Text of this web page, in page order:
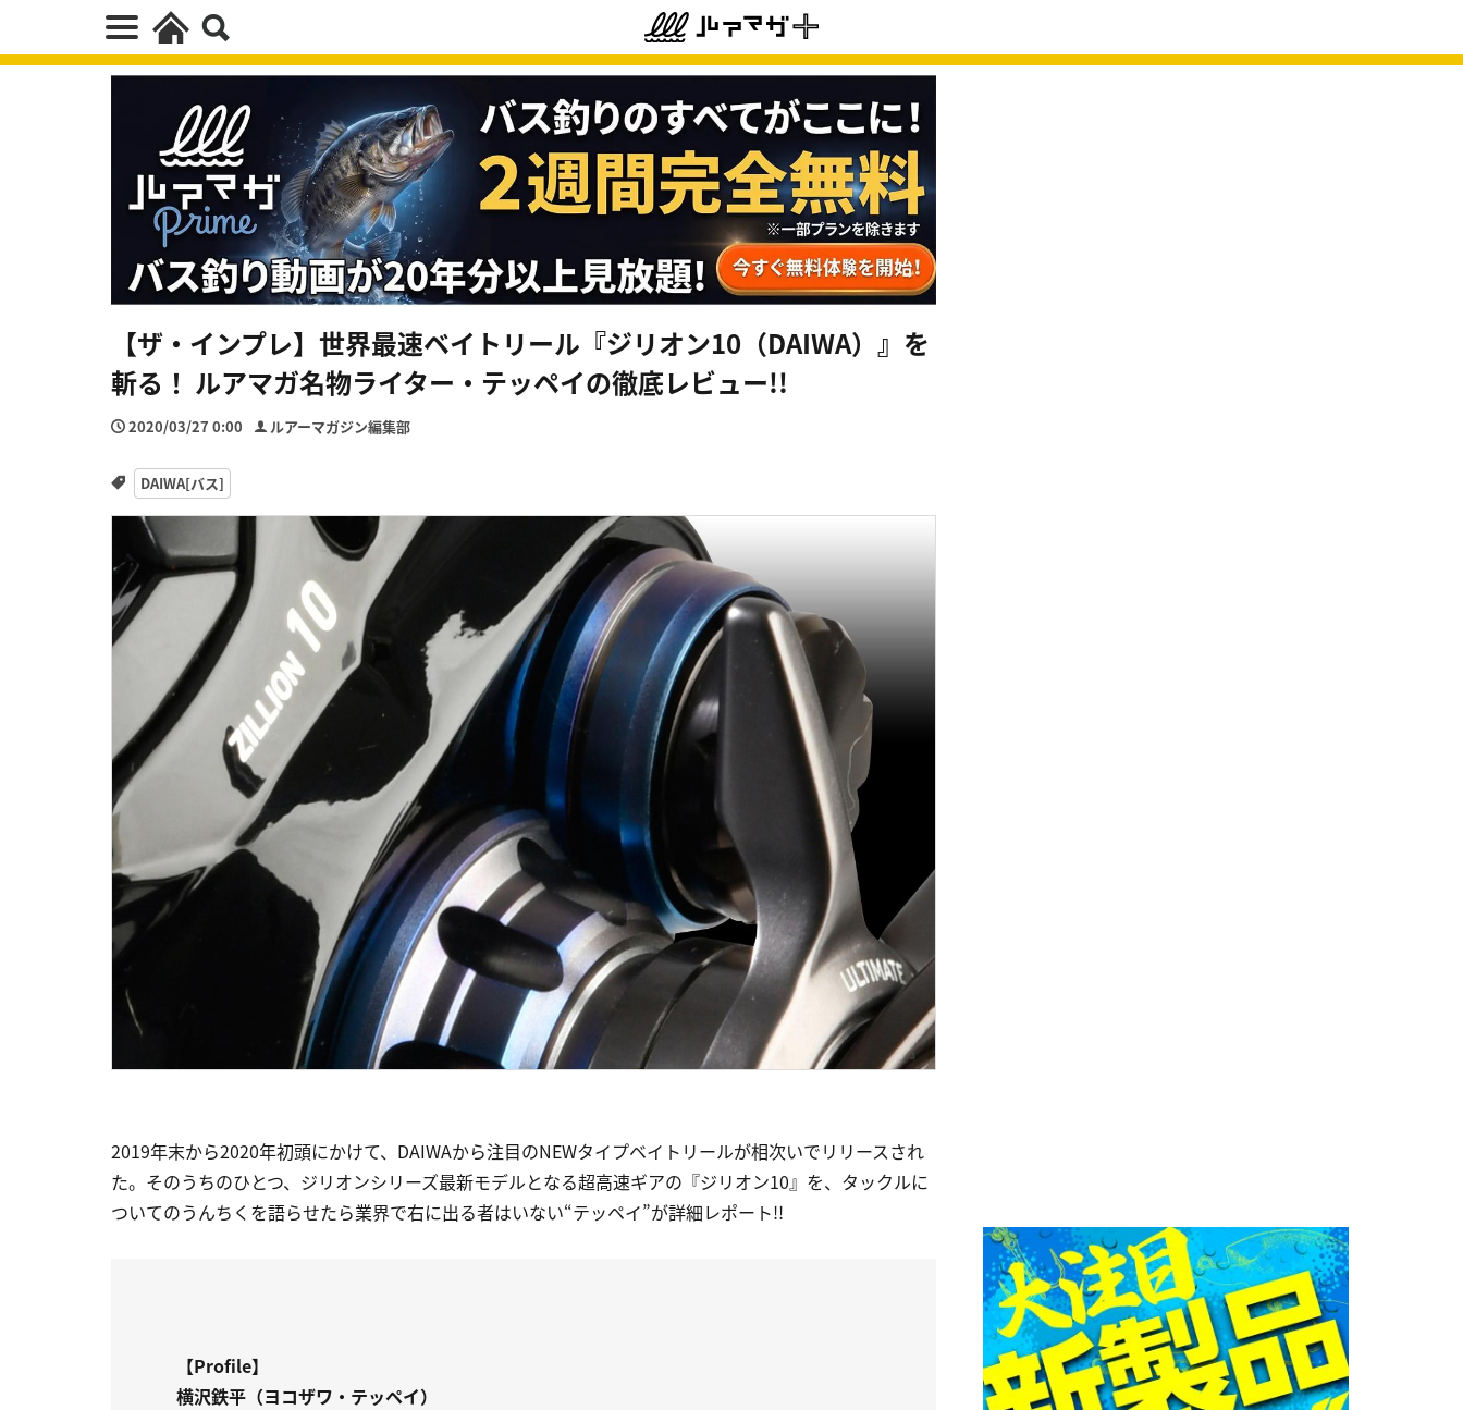
【ザ・インプレ】世界最速ベイトリール『ジリオン10（DAIWA）』を
斬る！ ルアマガ名物ライター・テッペイの徹底レビュー!!
2020/03/27 0:00 ルアーマガジン編集部
DAIWA[バス]
2019年末から2020年初頭にかけて、DAIWAから注目のNEWタイプベイトリールが相次いでリリースされ
た。そのうちのひとつ、ジリオンシリーズ最新モデルとなる超高速ギアの『ジリオン10』を、タックルに
ついてのうんちくを語らせたら業界で右に出る者はいない“テッペイ”が詳細レポート!!
【Profile】
横沢鉄平（ヨコザワ・テッペイ）